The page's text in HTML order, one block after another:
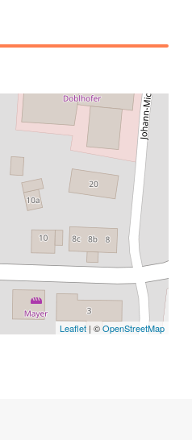
Leaflet | ©OpenStreetMap